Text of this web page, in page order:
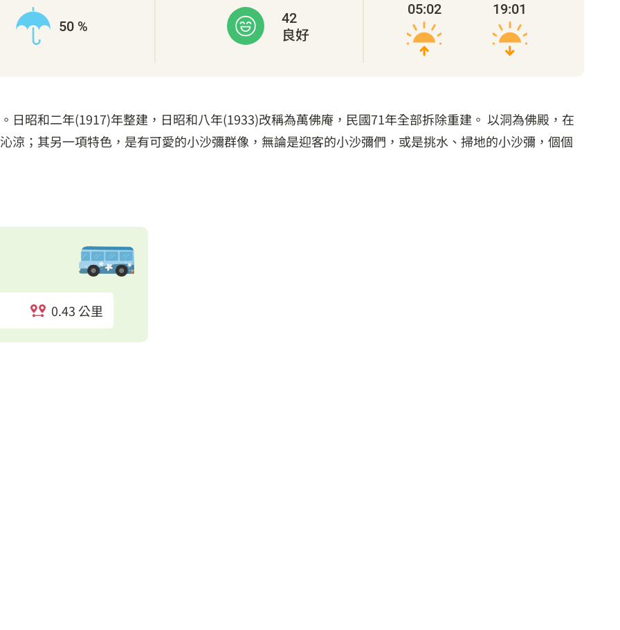
50 % 42
良好
05:02 19:01
日昭和二年(1917)年整建，日昭和八年(1933)改稱為萬佛庵，民國71年全部拆除重建。 以洞為佛殿，在
涼；其另一項特色，是有可愛的小沙彌群像，無論是迎客的小沙彌們，或是挑水、掃地的小沙彌，個個
0.43 公里